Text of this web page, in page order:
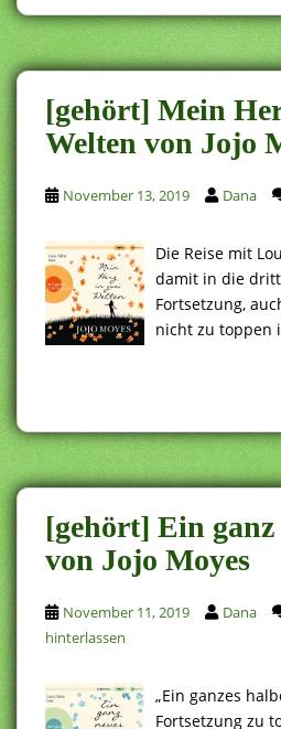
[gehört] Mein
Welten von Jojo
November 13, 2019 Dana
Die Reise mit
damit in die
Fortsetzung,
nicht zu toppen
[gehört] Ein ganz
von Jojo Moyes
November 11, 2019 Dana
hinterlassen
„Ein ganzes
Fortsetzung zu